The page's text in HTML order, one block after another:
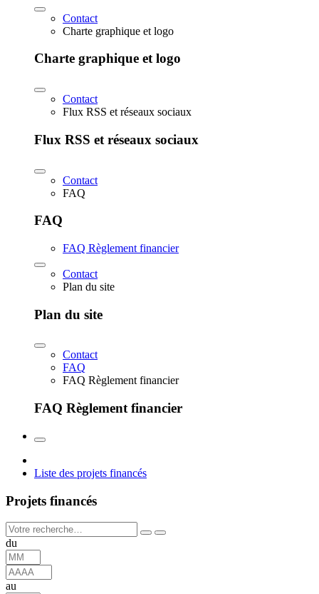
Contact
Charte graphique et logo
Charte graphique et logo
Contact
Flux RSS et réseaux sociaux
Flux RSS et réseaux sociaux
Contact
FAQ
FAQ
FAQ Règlement financier
Contact
Plan du site
Plan du site
Contact
FAQ
FAQ Règlement financier
FAQ Règlement financier
Liste des projets financés
Projets financés
du
au